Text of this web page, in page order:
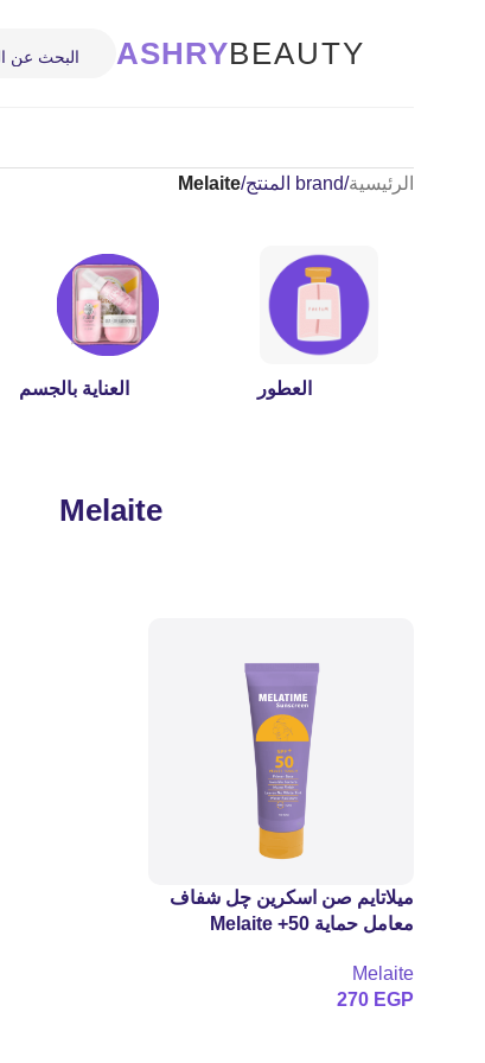
ASHRYBEAUTY
الرئيسية/brand المنتج /
Melaite
العطور العناية بالجسم
Melaite
ميلاتايم صن اسكرين چل شفاف
معامل حماية 50+ Melaite
50g
Melaite
270 EGP